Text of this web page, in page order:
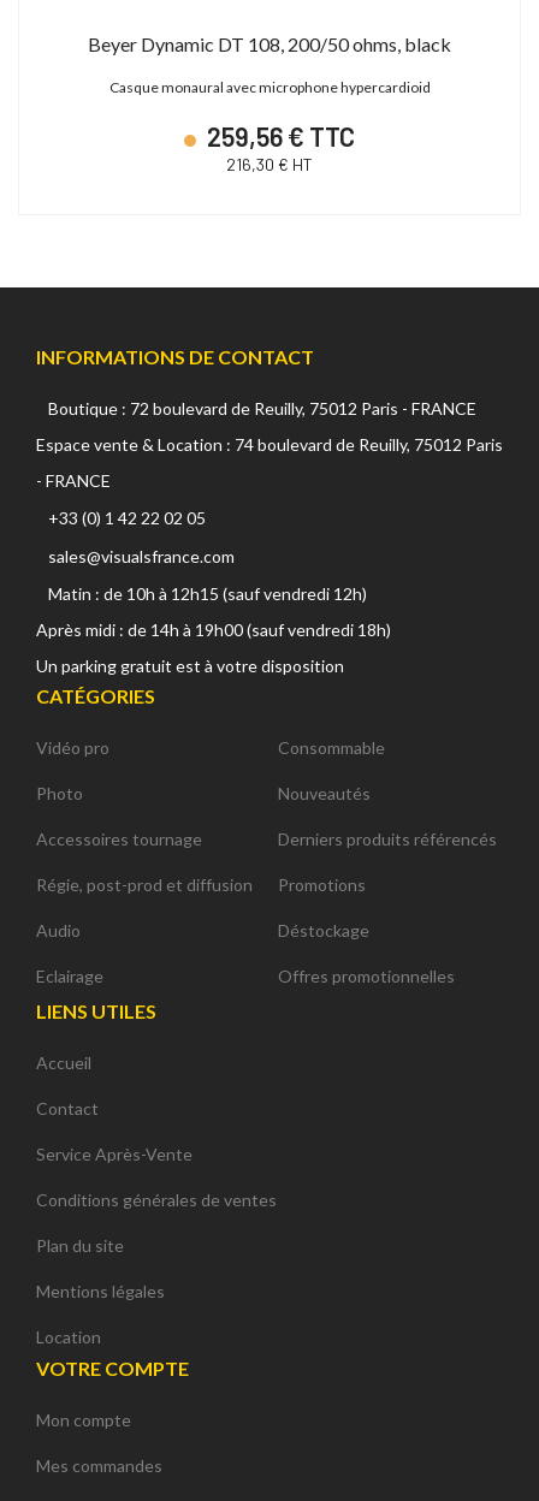
Beyer Dynamic DT 108, 200/50 ohms, black
Casque monaural avec microphone hypercardioid
259,56 € TTC
216,30 € HT
INFORMATIONS DE CONTACT
Boutique : 72 boulevard de Reuilly, 75012 Paris - FRANCE
Espace vente & Location : 74 boulevard de Reuilly, 75012 Paris
- FRANCE
+33 (0) 1 42 22 02 05
sales@visualsfrance.com
Matin : de 10h à 12h15 (sauf vendredi 12h)
Après midi : de 14h à 19h00 (sauf vendredi 18h)
Un parking gratuit est à votre disposition
CATÉGORIES
Vidéo pro
Photo
Accessoires tournage
Régie, post-prod et diffusion
Audio
Eclairage
Consommable
Nouveautés
Derniers produits référencés
Promotions
Déstockage
Offres promotionnelles
LIENS UTILES
Accueil
Contact
Service Après-Vente
Conditions générales de ventes
Plan du site
Mentions légales
Location
VOTRE COMPTE
Mon compte
Mes commandes